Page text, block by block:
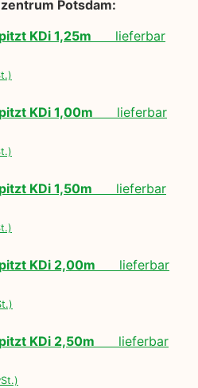
Potsdam:
KDi 1,25m lieferbar
KDi 1,00m lieferbar
KDi 1,50m lieferbar
KDi 2,00m lieferbar
KDi 2,50m lieferbar